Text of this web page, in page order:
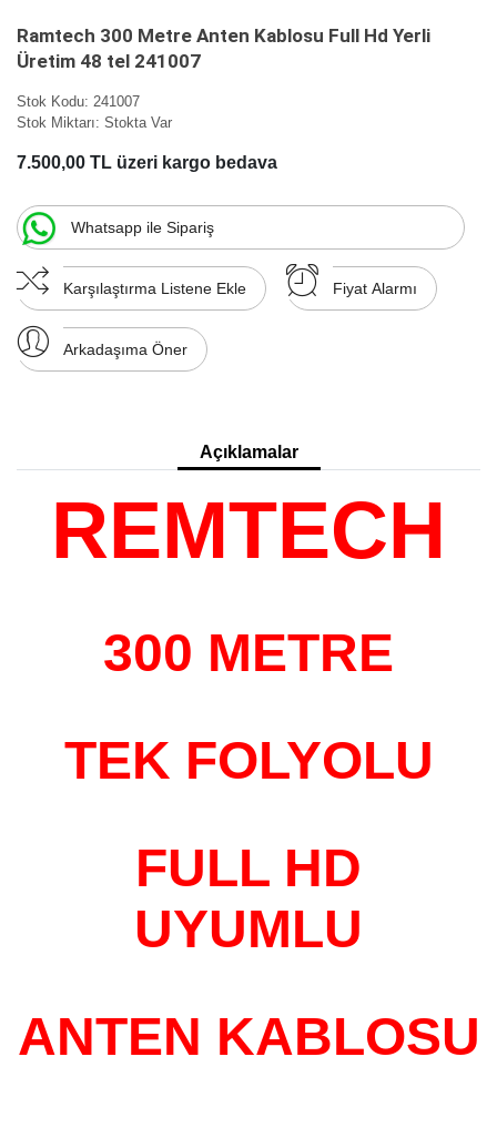
Ramtech 300 Metre Anten Kablosu Full Hd Yerli
Üretim 48 tel 241007
Stok Kodu: 241007
Stok Miktarı: Stokta Var
7.500,00 TL üzeri kargo bedava
Whatsapp ile Sipariş
Karşılaştırma Listene Ekle Fiyat Alarmı
Arkadaşıma Öner
Açıklamalar
REMTECH
300 METRE
TEK FOLYOLU
FULL HD
UYUMLU
ANTEN KABLOSU